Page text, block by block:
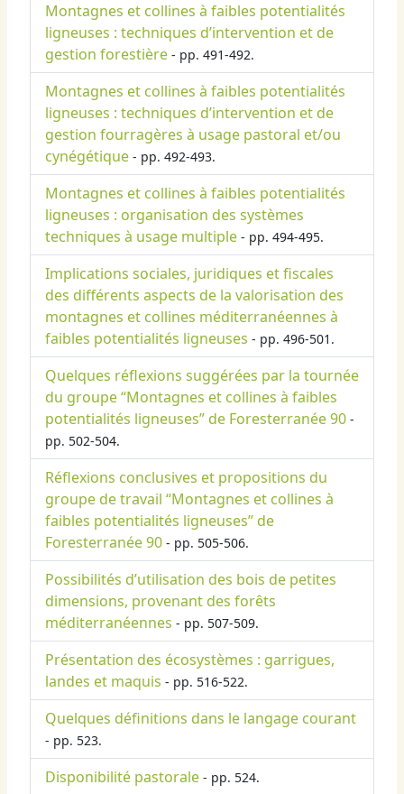
Montagnes et collines à faibles potentialités
ligneuses : techniques d’intervention et de
gestion forestière - pp. 491-492.
Montagnes et collines à faibles potentialités
ligneuses : techniques d’intervention et de
gestion fourragères à usage pastoral et/ou
cynégétique - pp. 492-493.
Montagnes et collines à faibles potentialités
ligneuses : organisation des systèmes
techniques à usage multiple - pp. 494-495.
Implications sociales, juridiques et fiscales
des différents aspects de la valorisation des
montagnes et collines méditerranéennes à
faibles potentialités ligneuses - pp. 496-501.
Quelques réflexions suggérées par la tournée
du groupe “Montagnes et collines à faibles
potentialités ligneuses” de Foresterranée 90 -
pp. 502-504.
Réflexions conclusives et propositions du
groupe de travail “Montagnes et collines à
faibles potentialités ligneuses” de
Foresterranée 90 - pp. 505-506.
Possibilités d’utilisation des bois de petites
dimensions, provenant des forêts
méditerranéennes - pp. 507-509.
Présentation des écosystèmes : garrigues,
landes et maquis - pp. 516-522.
Quelques définitions dans le langage courant
- pp. 523.
Disponibilité pastorale - pp. 524.